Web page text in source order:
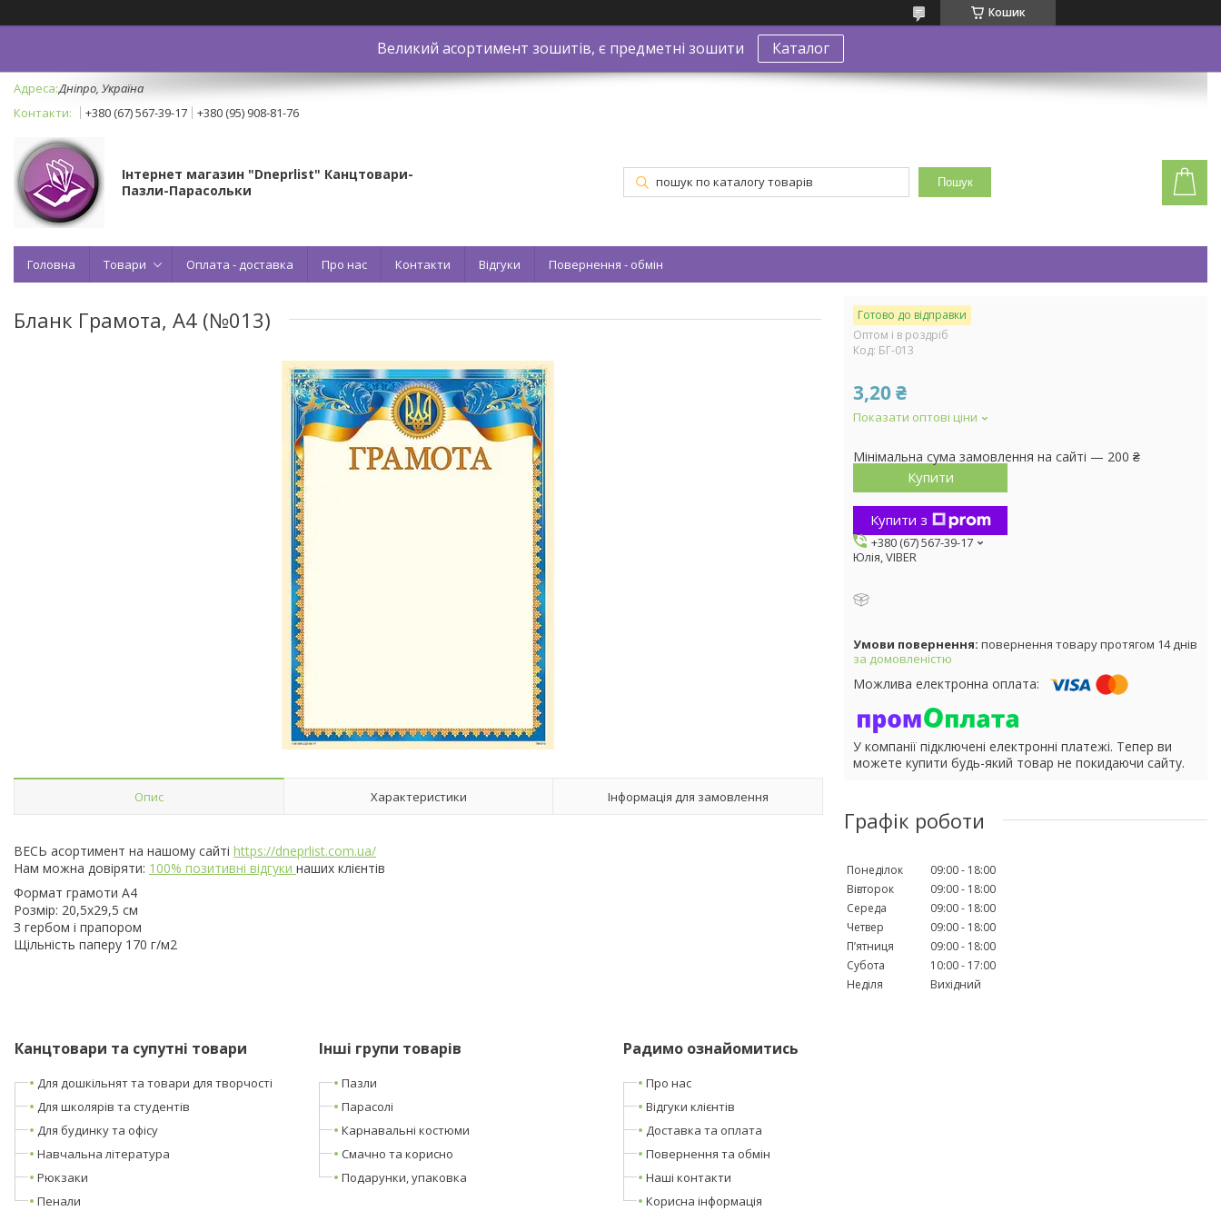
Кошик
Великий асортимент зошитів, є предметні зошити Каталог
Дніпро, Україна
+380 (67) 567-39-17
+380 (95) 908-81-76
Інтернет магазин "Dneprlist" Канцтовари-
Пазли-Парасольки
Пошук
Головна Товари Оплата - доставка Про нас Контакти Відгуки Повернення - обмін
Бланк Грамота, А4 (№013)
Опис Характеристики Інформація для замовлення
ВЕСЬ асортимент на нашому сайті https://dneprlist.com.ua/
Нам можна довіряти: 100% позитивні відгуки наших клієнтів
Формат грамоти А4
Розмір: 20,5х29,5 см
З гербом і прапором
Щільність паперу 170 г/м2
Готово до відправки
Оптом і в роздріб
Код: БГ-013
3,20 ₴
Показати оптові ціни
Мінімальна сума замовлення на сайті — 200 ₴
Купити
Купити з
+380 (67) 567-39-17
Юлія, VIBER
повернення товару протягом 14 днів
за домовленістю
У компанії підключені електронні платежі. Тепер ви
можете купити будь-який товар не покидаючи сайту.
Графік роботи
Понеділок 09:00
18:00
Вівторок
09:00
18:00
Середа
09:00
18:00
Четвер
09:00
18:00
Пʼятниця
09:00
18:00
Субота
10:00
17:00
Неділя
Вихідний
Канцтовари та супутні товари
Для дошкільнят та товари для творчості
Для школярів та студентів
Для будинку та офісу
Навчальна література
Рюкзаки
Пенали
Інші групи товарів
Пазли
Парасолі
Карнавальні костюми
Смачно та корисно
Подарунки, упаковка
Радимо ознайомитись
Про нас
Відгуки клієнтів
Доставка та оплата
Повернення та обмін
Наші контакти
Корисна інформація